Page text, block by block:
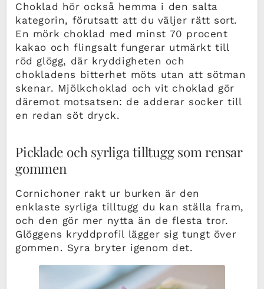
Choklad hör också hemma i den salta
kategorin, förutsatt att du väljer rätt sort.
En mörk choklad med minst 70 procent
kakao och flingsalt fungerar utmärkt till
röd glögg, där kryddigheten och
chokladens bitterhet möts utan att sötman
skenar. Mjölkchoklad och vit choklad gör
däremot motsatsen: de adderar socker till
en redan söt dryck.
Picklade och syrliga tilltugg som rensar
gommen
Cornichoner rakt ur burken är den
enklaste syrliga tilltugg du kan ställa fram,
och den gör mer nytta än de flesta tror.
Glöggens kryddprofil lägger sig tungt över
gommen. Syra bryter igenom det.